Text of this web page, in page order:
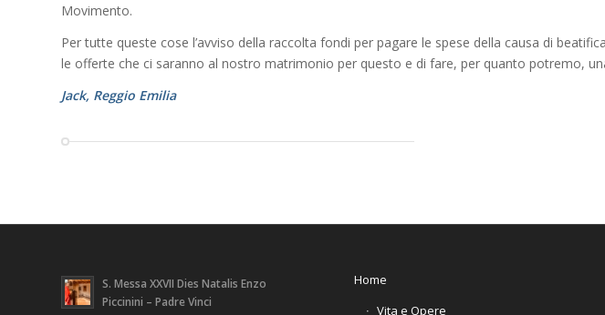
Movimento.
Per tutte queste cose l’avviso della raccolta fondi per pagare le spese della causa di
le offerte che ci saranno al nostro matrimonio per questo e di fare, per quanto potremo,
Jack, Reggio Emilia
S. Messa XXVII Dies Natalis Enzo
Piccinini – Padre Vinci
Home
Vita e Opere